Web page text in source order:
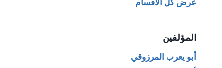
عرض كل الأقسام
المؤلفين
أبو يعرب المرزوقي